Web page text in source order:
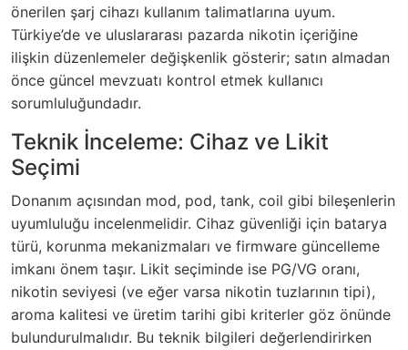
önerilen şarj cihazı kullanım talimatlarına uyum.
Türkiye’de ve uluslararası pazarda nikotin içeriğine
ilişkin düzenlemeler değişkenlik gösterir; satın almadan
önce güncel mevzuatı kontrol etmek kullanıcı
sorumluluğundadır.
Teknik İnceleme: Cihaz ve Likit
Seçimi
Donanım açısından mod, pod, tank, coil gibi bileşenlerin
uyumluluğu incelenmelidir. Cihaz güvenliği için batarya
türü, korunma mekanizmaları ve firmware güncelleme
imkanı önem taşır. Likit seçiminde ise PG/VG oranı,
nikotin seviyesi (ve eğer varsa nikotin tuzlarının tipi),
aroma kalitesi ve üretim tarihi gibi kriterler göz önünde
bulundurulmalıdır. Bu teknik bilgileri değerlendirirken